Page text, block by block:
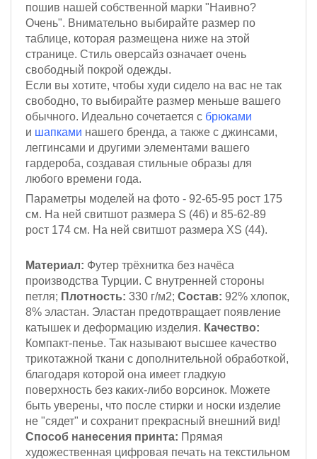
пошив нашей собственной марки "Наивно?
Очень". Внимательно выбирайте размер по
таблице, которая размещена ниже на этой
странице. Стиль оверсайз означает очень
свободный покрой одежды.
Если вы хотите, чтобы худи сидело на вас не так
свободно, то выбирайте размер меньше вашего
обычного. Идеально сочетается с брюками
и шапками нашего бренда, а также с джинсами,
леггинсами и другими элементами вашего
гардероба, создавая стильные образы для
любого времени года.
Параметры моделей на фото - 92-65-95 рост 175
см. На ней свитшот размера S (46) и 85-62-89
рост 174 см. На ней свитшот размера XS (44).
Материал: Футер трёхнитка без начёса
производства Турции. С внутренней стороны
петля; Плотность: 330 г/м2; Состав: 92% хлопок,
8% эластан. Эластан предотвращает появление
катышек и деформацию изделия. Качество:
Компакт-пенье. Так называют высшее качество
трикотажной ткани с дополнительной обработкой,
благодаря которой она имеет гладкую
поверхность без каких-либо ворсинок. Можете
быть уверены, что после стирки и носки изделие
не "сядет" и сохранит прекрасный внешний вид!
Способ нанесения принта: Прямая
художественная цифровая печать на текстильном